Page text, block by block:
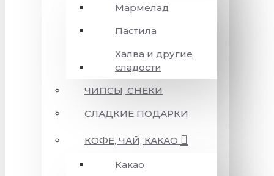
Мармелад
Пастила
Халва и другие
сладости
ЧИПСЫ, СНЕКИ
СЛАДКИЕ ПОДАРКИ
КОФЕ, ЧАЙ, КАКАО
Какао